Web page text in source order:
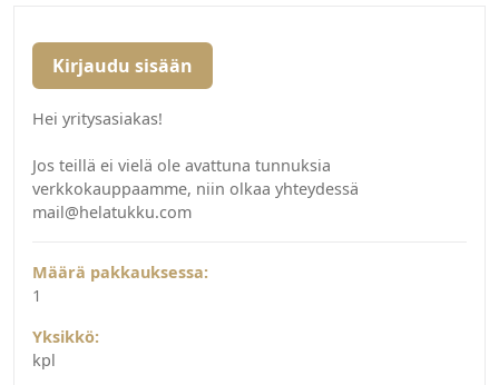
Kirjaudu sisään
Hei yritysasiakas!
Jos teillä ei vielä ole avattuna tunnuksia
verkkokauppaamme, niin olkaa yhteydessä
mail@helatukku.com
Määrä pakkauksessa:
1
Yksikkö:
kpl